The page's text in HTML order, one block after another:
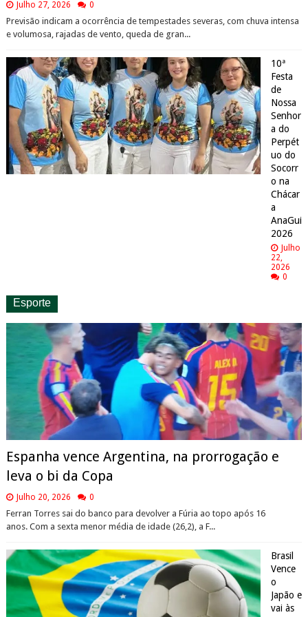
Julho 27, 2026 0
Previsão indicam a ocorrência de tempestades severas, com chuva intensa
e volumosa, rajadas de vento, queda de gran...
10ª
Festa
de
Nossa
Senhor
a do
Perpét
uo do
Socorr
o na
Chácar
a
AnaGui
2026
Julho
22,
2026
0
Esporte
Espanha vence Argentina, na prorrogação e
leva o bi da Copa
Julho 20, 2026 0
Ferran Torres sai do banco para devolver a Fúria ao topo após 16
anos. Com a sexta menor média de idade (26,2), a F...
Brasil
Vence
o
Japão e
vai às